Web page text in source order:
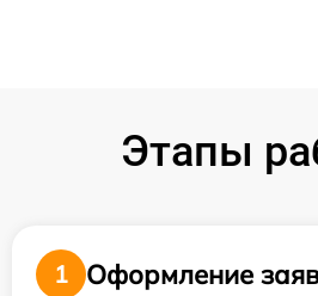
Этапы
1
Оформление